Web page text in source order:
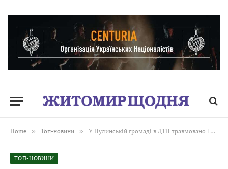
Home » Топ-новини » У Пулинській громаді в ДТП травмовано 17-річну дівчину: поліція з’ясовує обставини
ТОП-НОВИНИ